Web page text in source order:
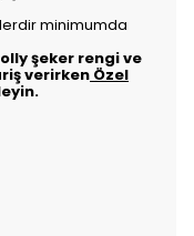
minimumda
şeker rengi ve
verirken Özel